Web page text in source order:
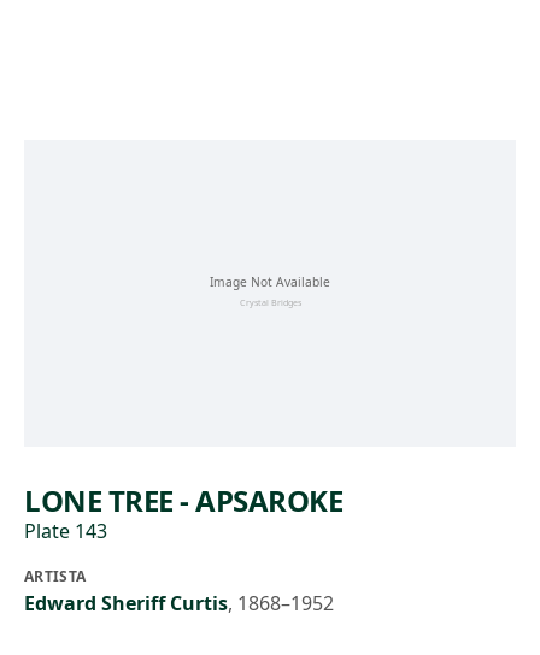
LONE TREE - APSAROKE
Plate 143
ARTISTA
Edward Sheriff Curtis, 1868–1952